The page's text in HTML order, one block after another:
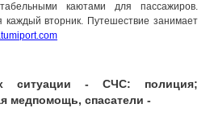
каютами для пассажиров.
каждый вторник. Путешествие занимает
ситуации - СЧС: полиция;
медпомощь, спасатели -